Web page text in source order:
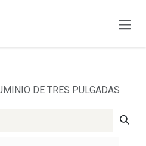
DE TRES PULGADAS